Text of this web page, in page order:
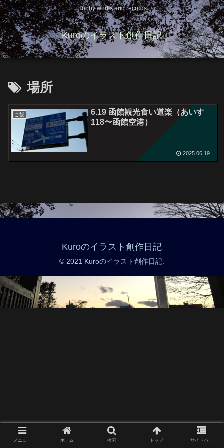
Hobby works and records
Kuroのイラスト創作日記
場所
ご飯
6.19 函館観光食い道楽（あいす
118〜函館空港）
2025.06.19
Kuroのイラスト創作日記
© 2021 Kuroのイラスト創作日記.
メニュー ホーム 検索 トップ サイドバー